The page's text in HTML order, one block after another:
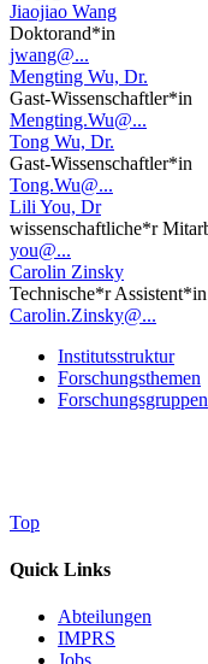
Jiaojiao Wang
Doktorand*in
jwang@...
Mengting Wu, Dr.
Gast-Wissenschaftler*in
Mengting.Wu@...
Tong Wu, Dr.
Gast-Wissenschaftler*in
Tong.Wu@...
Lili You, Dr
wissenschaftliche*r
you@...
Carolin Zinsky
Technische*r Assistent*in
Carolin.Zinsky@...
Institutsstruktur
Forschungsthemen
Forschungsgruppen
Top
Quick Links
Abteilungen
IMPRS